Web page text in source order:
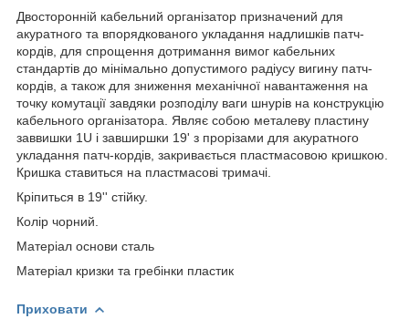
Двосторонній кабельний організатор призначений для
акуратного та впорядкованого укладання надлишків патч-
кордів, для спрощення дотримання вимог кабельних
стандартів до мінімально допустимого радіусу вигину патч-
кордів, а також для зниження механічної навантаження на
точку комутації завдяки розподілу ваги шнурів на конструкцію
кабельного організатора. Являє собою металеву пластину
заввишки 1U і завширшки 19' з прорізами для акуратного
укладання патч-кордів, закривається пластмасовою кришкою.
Кришка ставиться на пластмасові тримачі.
Кріпиться в 19'' стійку.
Колір чорний.
Матеріал основи сталь
Матеріал кризки та гребінки пластик
Приховати